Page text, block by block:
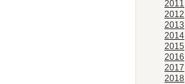
2011
2012
2013
2014
2015
2016
2017
2018